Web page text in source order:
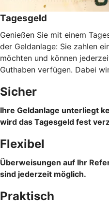
Tagesgeld
Genießen Sie mit einem
der Geldanlage: Sie zahlen
möchten und können
Guthaben verfügen. Dabei
Sicher
Ihre Geldanlage unterliegt
wird das Tagesgeld fest
Flexibel
Überweisungen auf Ihr
sind jederzeit möglich.
Praktisch